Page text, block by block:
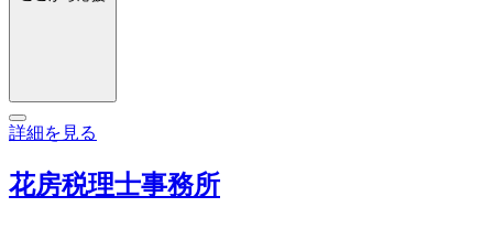
詳細を見る
花房税理士事務所